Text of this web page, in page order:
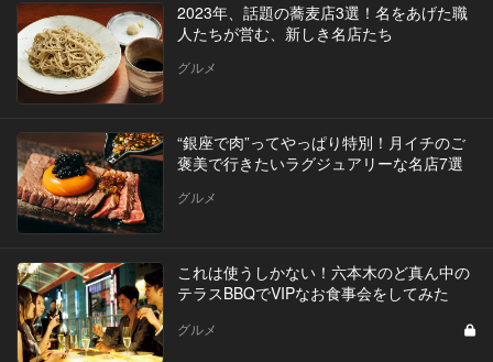
2023年、話題の蕎麦店3選！名をあげた職
人たちが営む、新しき名店たち
グルメ
“銀座で肉”ってやっぱり特別！月イチのご
褒美で行きたいラグジュアリーな名店7選
グルメ
これは使うしかない！六本木のど真ん中の
テラスBBQでVIPなお食事会をしてみた
グルメ